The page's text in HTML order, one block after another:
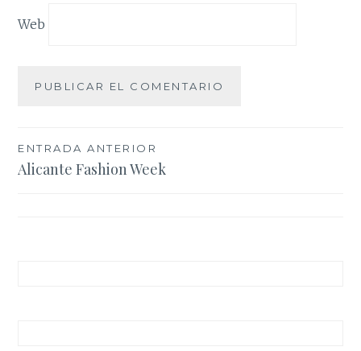
Web
Navegación
de
ENTRADA ANTERIOR
Alicante Fashion Week